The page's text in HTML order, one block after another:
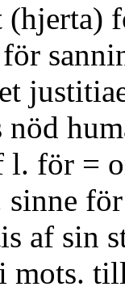
(hjerta)
för =
sinne
af sin
mots.